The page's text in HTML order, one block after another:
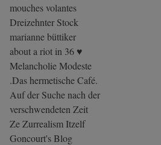
mouches volantes
Dreizehnter Stock
marianne büttiker
about a riot in 36 ♥
Melancholie Modeste
.Das hermetische Café.
Auf der Suche nach der
verschwendeten Zeit
Ze Zurrealism Itzelf
Goncourt's Blog